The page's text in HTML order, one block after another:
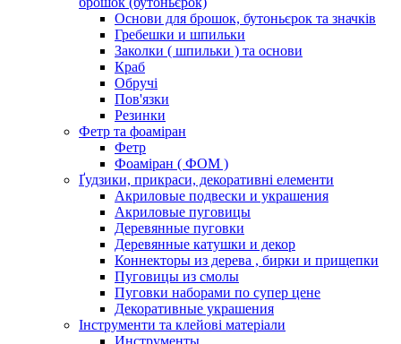
Основи для брошок, бутоньєрок та значків
Гребешки и шпильки
Заколки ( шпильки ) та основи
Краб
Обручі
Пов'язки
Резинки
Фетр та фоаміран
Фетр
Фоаміран ( ФОМ )
Ґудзики, прикраси, декоративні елементи
Акриловые подвески и украшения
Акриловые пуговицы
Деревянные пуговки
Деревянные катушки и декор
Коннекторы из дерева , бирки и прищепки
Пуговицы из смолы
Пуговки наборами по супер цене
Декоративные украшения
Інструменти та клейові матеріали
Инструменты